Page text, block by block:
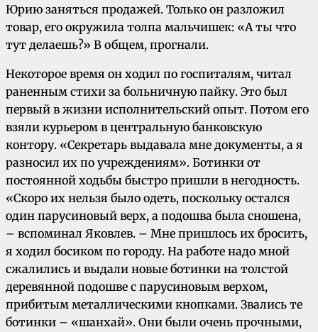
Юрию заняться продажей. Только он разложил
товар, его окружила толпа мальчишек: «А ты что
тут делаешь?» В общем, прогнали.
Некоторое время он ходил по госпиталям, читал
раненным стихи за больничную пайку. Это был
первый в жизни исполнительский опыт. Потом его
взяли курьером в центральную банковскую
контору. «Секретарь выдавала мне документы, а я
разносил их по учреждениям». Ботинки от
постоянной ходьбы быстро пришли в негодность.
«Скоро их нельзя было одеть, поскольку остался
один парусиновый верх, а подошва была сношена,
– вспоминал Яковлев. – Мне пришлось их бросить,
я ходил босиком по городу. На работе надо мной
сжалились и выдали новые ботинки на толстой
деревянной подошве с парусиновым верхом,
прибитым металлическими кнопками. Звались те
ботинки – «шанхай». Они были очень прочными,